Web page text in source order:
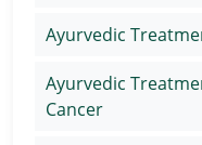
Ayurvedic
Ayurvedic
Cancer